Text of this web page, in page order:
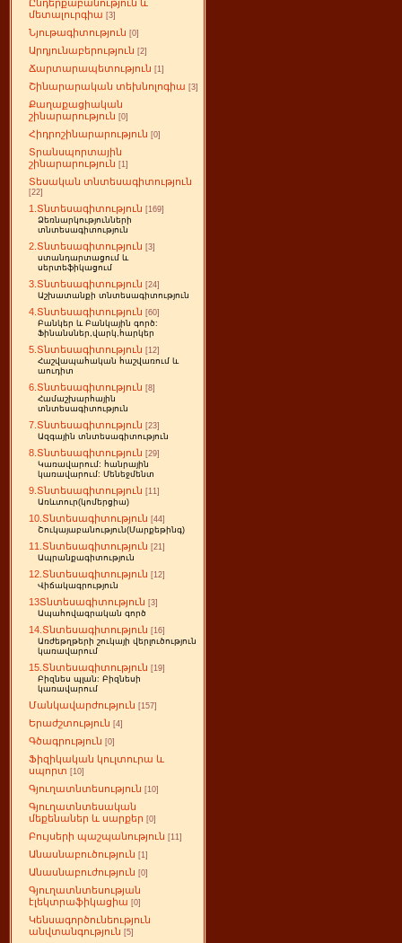
Ընդերքաբանություն և
մետալուրգիա [3]
Նյութագիտություն [0]
Արդյունաբերություն [2]
Ճարտարապետություն [1]
Շինարարական տեխնոլոգիա [3]
Քաղաքացիական
շինարարություն [0]
Հիդրոշինարարություն [0]
Տրանսպորտային
շինարարություն [1]
Տեսական տնտեսագիտություն
[22]
1.Տնտեսագիտություն [169]
Ձեռնարկությունների
տնտեսագիտություն
2.Տնտեսագիտություն [3]
ստանդարտացում և
սերտեֆիկացում
3.Տնտեսագիտություն [24]
Աշխատանքի տնտեսագիտություն
4.Տնտեսագիտություն [60]
Բանկեր և Բանկային գործ:
Ֆինանսներ,վարկ,հարկեր
5.Տնտեսագիտություն [12]
Հաշվապահական հաշվառում և
աուդիտ
6.Տնտեսագիտություն [8]
Համաշխարհային
տնտեսագիտություն
7.Տնտեսագիտություն [23]
Ազգային տնտեսագիտություն
8.Տնտեսագիտություն [29]
Կառավարում: հանրային
կառավարում: Մենեջմենտ
9.Տնտեսագիտություն [11]
Առևտուր(կոմերցիա)
10.Տնտեսագիտություն [44]
Շուկայաբանություն(Մարքեթինգ)
11.Տնտեսագիտություն [21]
Ապրանքագիտություն
12.Տնտեսագիտություն [12]
Վիճակագրություն
13Տնտեսագիտություն [3]
Ապահովագրական գործ
14.Տնտեսագիտություն [16]
Առժեթղթերի շուկայի վերլուծություն
կառավարում
15.Տնտեսագիտություն [19]
Բիզնես պլան: Բիզնեսի
կառավարում
Մանկավարժություն [157]
Երաժշտություն [4]
Գծագրություն [0]
Ֆիզիկական կուլտուրա և
սպորտ [10]
Գյուղատնտեսություն [10]
Գյուղատնտեսական
մեքենաներ և սարքեր [0]
Բույսերի պաշպանություն [11]
Անասնաբուծություն [1]
Անասնաբուժություն [0]
Գյուղատնտեսության
էլեկտրաֆիկացիա [0]
Կենսագործունեություն
անվտանգություն [5]